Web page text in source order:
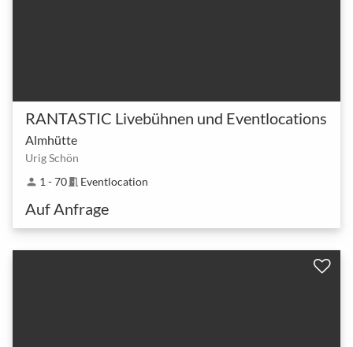
RANTASTIC Livebühnen und Eventlocations
Almhütte
Urig Schön
person 1 - 70meeting_room Eventlocation
Auf Anfrage